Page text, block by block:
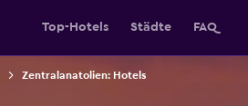
Top-Hotels Städte FAQ
Zentralanatolien: Hotels